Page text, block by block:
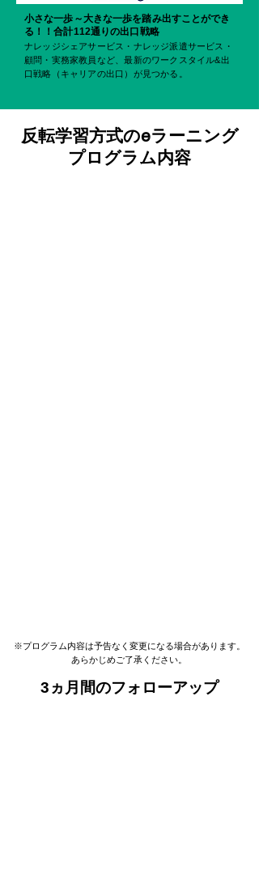
小さな一歩～大きな一歩を踏み出すことができ
る！！合計112通りの出口戦略
ナレッジシェアサービス・ナレッジ派遣サービス・
顧問・実務家教員など、最新のワークスタイル&出
口戦略（キャリアの出口）が見つかる。
反転学習方式のeラーニング
プログラム内容
※プログラム内容は予告なく変更になる場合があります。
あらかじめご了承ください。
3ヵ月間のフォローアップ